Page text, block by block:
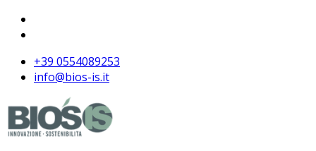
+39 0554089253
info@bios-is.it